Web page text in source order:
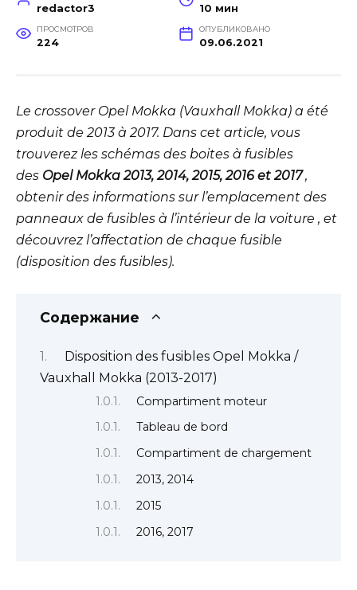
redactor3 10 мин
ПРОСМОТРОВ
224
ОПУБЛИКОВАНО
09.06.2021
Le crossover Opel Mokka (Vauxhall Mokka) a été
produit de 2013 à 2017. Dans cet article, vous
trouverez les schémas des boites à fusibles
des Opel Mokka 2013, 2014, 2015, 2016 et 2017,
obtenir des informations sur l’emplacement des
panneaux de fusibles à l’intérieur de la voiture , et
découvrez l’affectation de chaque fusible
(disposition des fusibles).
Содержание
Disposition des fusibles Opel Mokka /
Vauxhall Mokka (2013-2017)
Compartiment moteur
Tableau de bord
Compartiment de chargement
2013, 2014
2015
2016, 2017